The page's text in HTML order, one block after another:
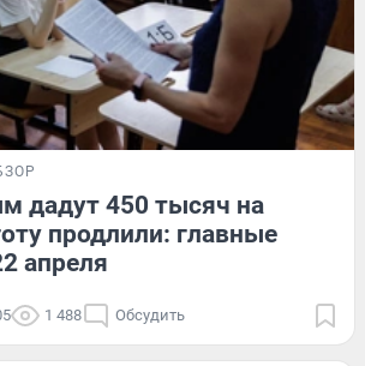
дадут 450 тысяч на
продлили: главные
апреля
1 488 Обсудить